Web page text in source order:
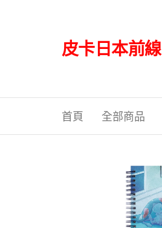
皮卡日本前線
首頁 全部商品